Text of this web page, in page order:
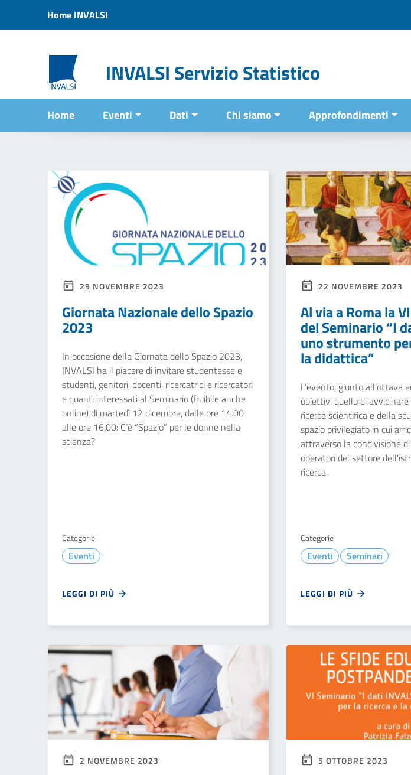
Vai al menu di navigazione
Home INVALSI
INVALSI Servizio Statistico
Home Eventi Dati Chi siamo Approfondimenti
29 NOVEMBRE 2023
Giornata Nazionale dello Spazio
2023
In occasione della Giornata dello Spazio 2023,
INVALSI ha il piacere di invitare studentesse e
studenti, genitori, docenti, ricercatrici e ricercatori
e quanti interessati al Seminario (fruibile anche
online) di martedì 12 dicembre, dalle ore 14.00
alle ore 16.00: C’è “Spazio” per le donne nella
scienza?
Categorie
Eventi
LEGGI DI PIÙ
22 NOVEMBRE 2023
Al via a Roma la
del Seminario “I
uno strumento
la didattica”
L’evento, giunto all’ottava
obiettivi quello di
ricerca scientifica e della
spazio privilegiato in cui
attraverso la condivisione
operatori del settore
ricerca.
Categorie
Eventi Seminari
LEGGI DI PIÙ
2 NOVEMBRE 2023 5 OTTOBRE 2023